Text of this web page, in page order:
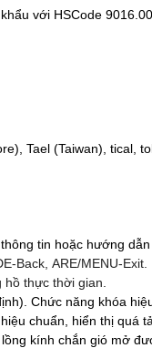
với HSCode
Tael (Taiwan), tical,
tin hoặc hướng dẫn
Back, ARE/MENU-Exit.
thực thời gian.
Chức năng khóa
chuẩn, hiển thị quá
kính chắn gió mở